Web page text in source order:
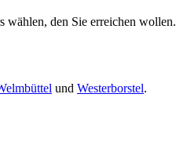
wählen, den Sie erreichen wollen.
und Westerborstel.